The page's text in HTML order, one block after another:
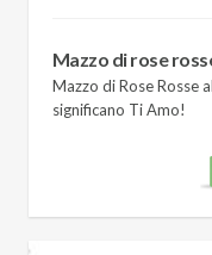
Mazzo di rose
Mazzo di Rose Rosse
significano Ti Amo!